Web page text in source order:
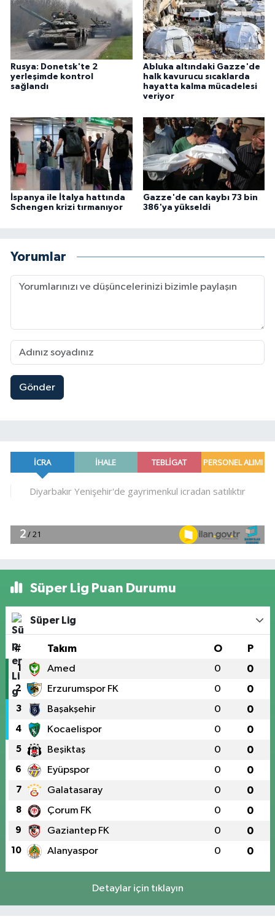
Rusya: Donetsk'te 2
yerleşimde kontrol
sağlandı
Abluka altındaki Gazze'de
halk kavurucu sıcaklarda
hayatta kalma mücadelesi
veriyor
İspanya ile İtalya hattında
Schengen krizi tırmanıyor
Gazze'de can kaybı 73 bin
386'ya yükseldi
Yorumlar
Gönder
Süper Lig Puan Durumu
Süper Lig
# Takım O P
1 Amed 0 0
2 Erzurumspor FK 0 0
3 Başakşehir 0 0
4 Kocaelispor 0 0
5 Beşiktaş 0 0
6 Eyüpspor 0 0
7 Galatasaray 0 0
8 Çorum FK 0 0
9 Gaziantep FK 0 0
10 Alanyaspor 0 0
Detaylar için tıklayın